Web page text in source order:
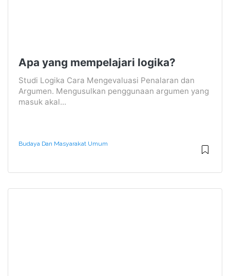
Apa yang mempelajari logika?
Studi Logika Cara Mengevaluasi Penalaran dan
Argumen. Mengusulkan penggunaan argumen yang
masuk akal...
Budaya Dan Masyarakat Umum